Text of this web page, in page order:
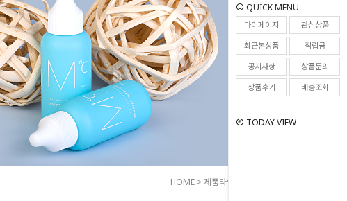
QUICK MENU
마이페이지
관심상품
최근본상품
적립금
공지사항
상품문의
상품후기
배송조회
TODAY VIEW
HOME >제품라인